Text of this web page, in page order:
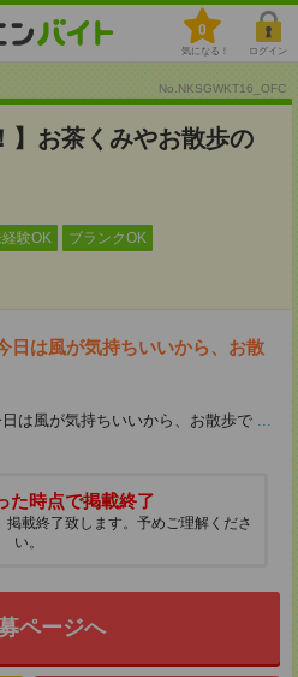
0
気になる！ ログイン
No.NKSGWKT16_OFC
】お茶くみやお散歩の
験OK ブランクOK
日は風が気持ちいいから、お散
は風が気持ちいいから、お散歩で ...
た時点で掲載終了
載終了致します。予めご理解くださ
い。
ページへ